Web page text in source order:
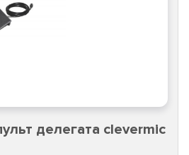
делегата clevermic